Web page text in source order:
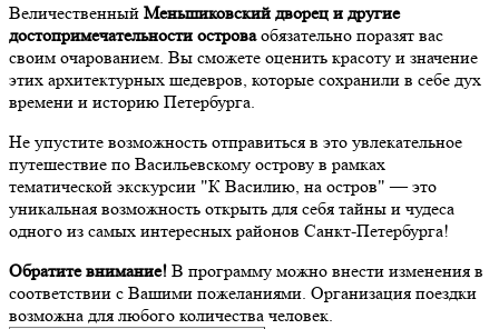
Величественный Меньшиковский дворец и другие
достопримечательности островаобязательно поразят вас
своим очарованием. Вы сможете оценить красоту и значение
этих архитектурных шедевров, которые сохранили в себе дух
времени и историю Петербурга.
Не упустите возможность отправиться в это увлекательное
путешествие по Васильевскому острову в рамках
тематической экскурсии "К Василию, на остров" — это
уникальная возможность открыть для себя тайны и чудеса
одного из самых интересных районов Санкт-Петербурга!
Обратите внимание! В программу можно внести изменения в
соответствии с Вашими пожеланиями. Организация поездки
возможна для любого количества человек.